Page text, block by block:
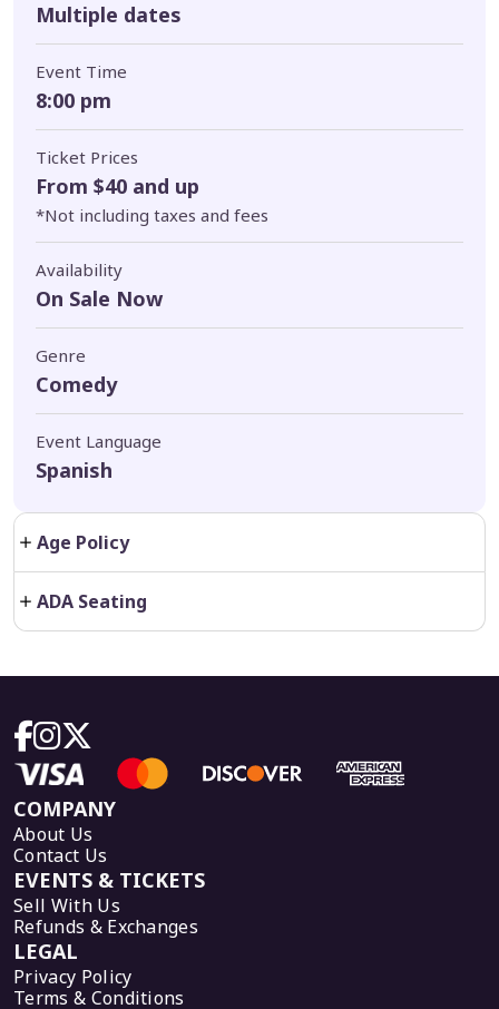
Multiple dates
Event Time
8:00 pm
Ticket Prices
From $40 and up
*Not including taxes and fees
Availability
On Sale Now
Genre
Comedy
Event Language
Spanish
Age Policy
ADA Seating
COMPANY
About Us
Contact Us
EVENTS & TICKETS
Sell With Us
Refunds & Exchanges
LEGAL
Privacy Policy
Terms & Conditions